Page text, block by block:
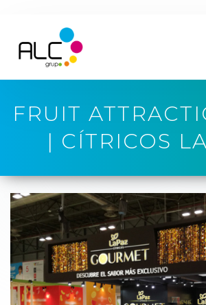
FRUIT
| CÍTRICOS